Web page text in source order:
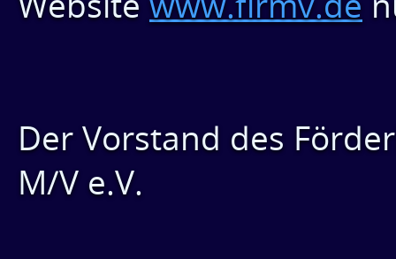
Der Vorstand des
M/V e.V.